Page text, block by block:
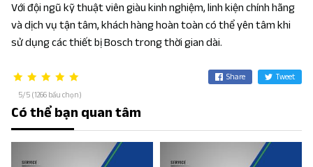
Với đội ngũ kỹ thuật viên giàu kinh nghiệm, linh kiện chính hãng
và dịch vụ tận tâm, khách hàng hoàn toàn có thể yên tâm khi
sử dụng các thiết bị Bosch trong thời gian dài.
5/5 (1266 bầu chọn)
Share Tweet
Có thể bạn quan tâm